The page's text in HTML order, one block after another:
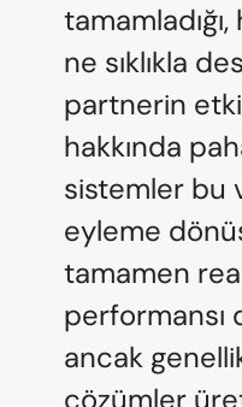
ne sıklıkla
partnerin
hakkında
sistemler bu
eyleme
tamamen
performansı
ancak
çözümler